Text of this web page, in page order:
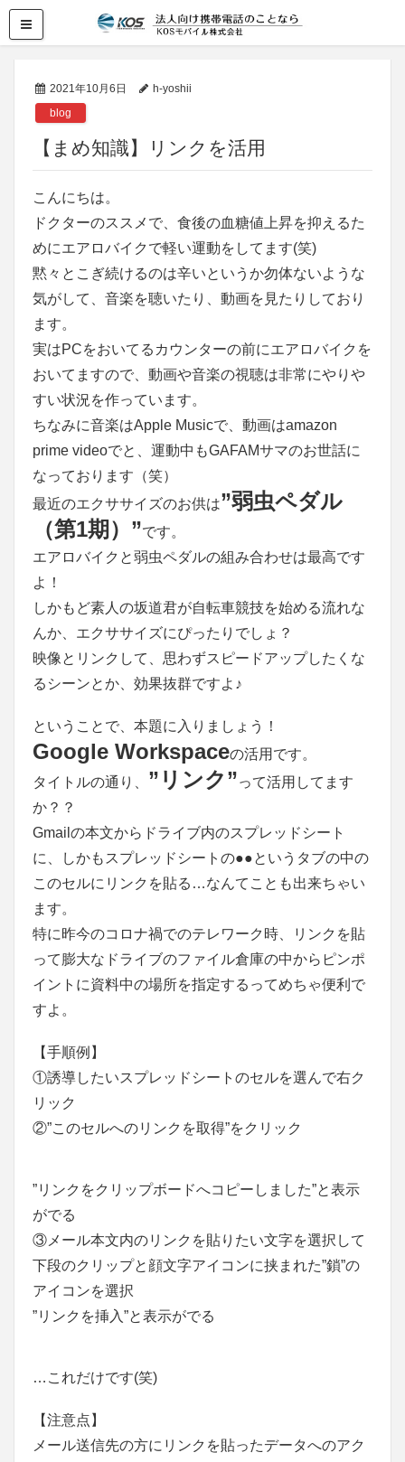
2021年10月6日
h-yoshii
blog
【まめ知識】リンクを活用
こんにちは。
ドクターのススメで、食後の血糖値上昇を抑えるた
めにエアロバイクで軽い運動をしてます(笑)
黙々とこぎ続けるのは辛いというか勿体ないような
気がして、音楽を聴いたり、動画を見たりしており
ます。
実はPCをおいてるカウンターの前にエアロバイクを
おいてますので、動画や音楽の視聴は非常にやりや
すい状況を作っています。
ちなみに音楽はApple Musicで、動画はamazon
prime videoでと、運動中もGAFAMサマのお世話に
なっております（笑）
最近のエクササイズのお供は”弱虫ペダル
（第1期）”です。
エアロバイクと弱虫ペダルの組み合わせは最高です
よ！
しかもど素人の坂道君が自転車競技を始める流れな
んか、エクササイズにぴったりでしょ？
映像とリンクして、思わずスピードアップしたくな
るシーンとか、効果抜群ですよ♪
ということで、本題に入りましょう！
Google Workspaceの活用です。
タイトルの通り、 ”リンク”って活用してます
か？？
Gmailの本文からドライブ内のスプレッドシート
に、しかもスプレッドシートの●●というタブの中の
このセルにリンクを貼る…なんてことも出来ちゃい
ます。
特に昨今のコロナ禍でのテレワーク時、リンクを貼
って膨大なドライブのファイル倉庫の中からピンポ
イントに資料中の場所を指定するってめちゃ便利で
すよ。
【手順例】
①誘導したいスプレッドシートのセルを選んで右ク
リック
②”このセルへのリンクを取得”をクリック
”リンクをクリップボードへコピーしました”と表示
がでる
③メール本文内のリンクを貼りたい文字を選択して
下段のクリップと顔文字アイコンに挟まれた”鎖”の
アイコンを選択
”リンクを挿入”と表示がでる
…これだけです(笑)
【注意点】
メール送信先の方にリンクを貼ったデータへのアク